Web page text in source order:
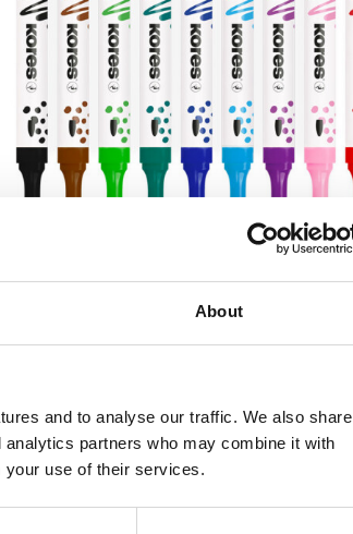
About
and to analyse our traffic. We also share
partners who may combine it with
your use of their services.